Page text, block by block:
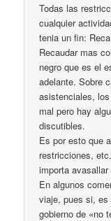
Todas las
cualquier
tenia un fin:
Recaudar mas
negro que es el
adelante. Sobre
asistenciales,
mal pero hay
discutibles.
Es por esto que
restricciones,
importa
En algunos
viaje, pues si, es
gobierno de «no